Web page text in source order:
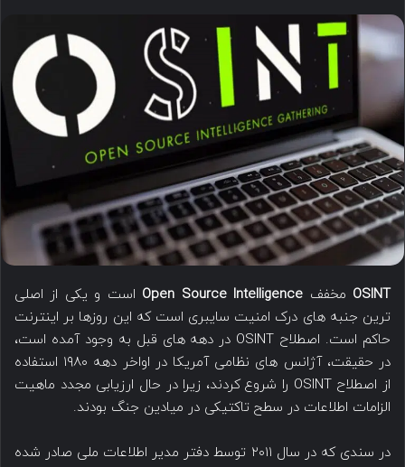
ب
ی
د
ی
م
OSINT مخفف
است و یکی از اصلی
ترین جنبه های درک امنیت سایبری است که این روزها بر اینترنت
حاکم است. اصطلاح OSINT در دهه های قبل به وجود آمده است،
در حقیقت، آژانس های نظامی آمریکا در اواخر دهه ۱۹۸۰ استفاده
از اصطلاح OSINT را شروع کردند، زیرا در حال ارزیابی مجدد ماهیت
الزامات اطلاعات در سطح تاکتیکی در میادین جنگ بودند.
در سندی که در سال ۲۰۱۱ توسط دفتر مدیر اطلاعات ملی صادر شده